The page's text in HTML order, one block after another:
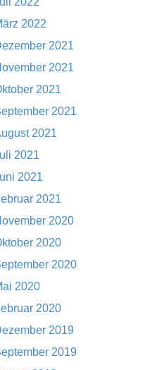
2022
2021
2021
2021
2021
2021
2021
2021
2021
2020
2020
2020
2020
2020
2019
2019